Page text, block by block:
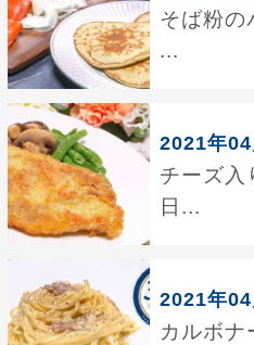
そば粉の
...
2021年
チーズ入
日...
2021年
カルボ